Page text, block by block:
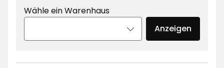
Wähle ein Warenhaus
Anzeigen